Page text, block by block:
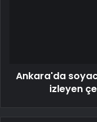
Ankara'da
izleyen